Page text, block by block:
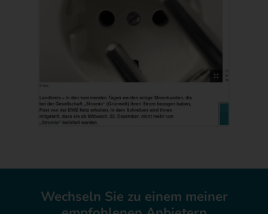
Wechseln Sie zu einem meiner